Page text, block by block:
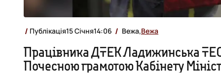
Публікація15 Січня14:06 Вежа,Вежа
Працівника ДТЕК Ладижинська
Почесною грамотою Кабінету